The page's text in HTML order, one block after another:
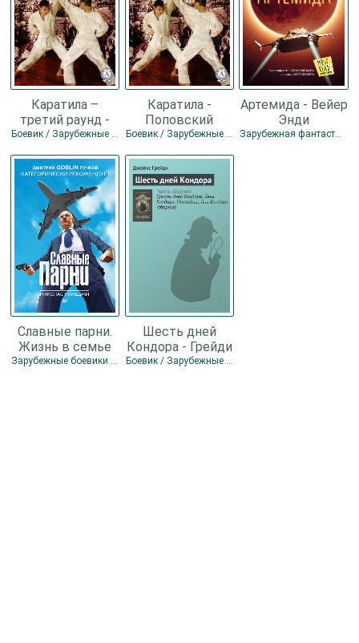
Каратила –
третий раунд -
Поповский
Владимирович
Боевик / Зарубежные боевики
Каратила -
Поповский
Андрей
Боевик / Зарубежные боевики
Артемида - Вейер
Энди
Зарубежная фантастика / Зарубежные боевики / Разная фантастика
Славные парни.
Жизнь в семье
мафии (ЛП) -
Зарубежные боевики / Боевик
Шесть дней
Кондора - Грейди
Джеймс
Боевик / Зарубежные боевики / Иностранный детектив / Детектив